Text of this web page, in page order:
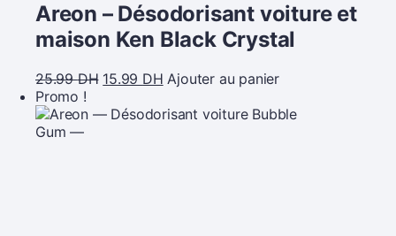
Areon – Désodorisant voiture et
maison Ken Black Crystal
25.99DH 15.99 DH Ajouter au panier
Promo !